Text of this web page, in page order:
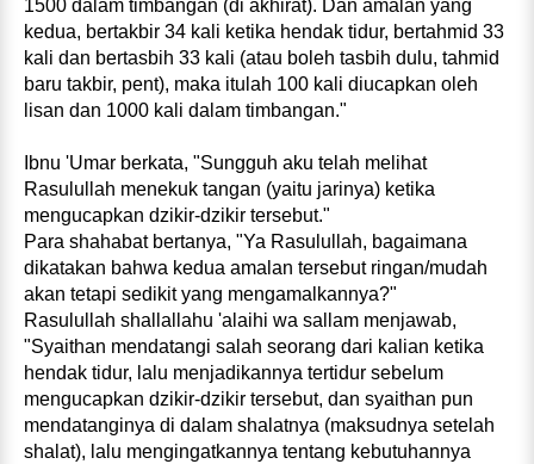
1500 dalam timbangan (di akhirat). Dan amalan yang
kedua, bertakbir 34 kali ketika hendak tidur, bertahmid 33
kali dan bertasbih 33 kali (atau boleh tasbih dulu, tahmid
baru takbir, pent), maka itulah 100 kali diucapkan oleh
lisan dan 1000 kali dalam timbangan."
Ibnu 'Umar berkata, "Sungguh aku telah melihat
Rasulullah menekuk tangan (yaitu jarinya) ketika
mengucapkan dzikir-dzikir tersebut."
Para shahabat bertanya, "Ya Rasulullah, bagaimana
dikatakan bahwa kedua amalan tersebut ringan/mudah
akan tetapi sedikit yang mengamalkannya?"
Rasulullah shallallahu 'alaihi wa sallam menjawab,
"Syaithan mendatangi salah seorang dari kalian ketika
hendak tidur, lalu menjadikannya tertidur sebelum
mengucapkan dzikir-dzikir tersebut, dan syaithan pun
mendatanginya di dalam shalatnya (maksudnya setelah
shalat), lalu mengingatkannya tentang kebutuhannya